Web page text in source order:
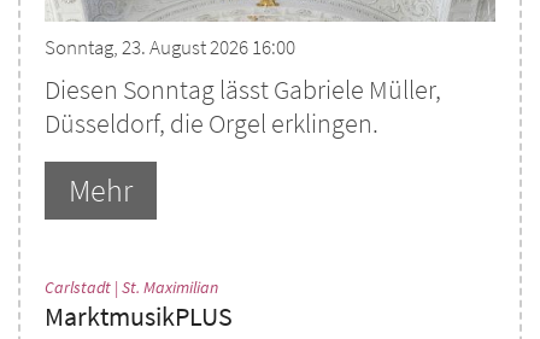
Sonntag, 23. August 2026 16:00
Diesen Sonntag lässt Gabriele Müller,
Düsseldorf, die Orgel erklingen.
Mehr
Carlstadt | St. Maximilian:
MarktmusikPLUS